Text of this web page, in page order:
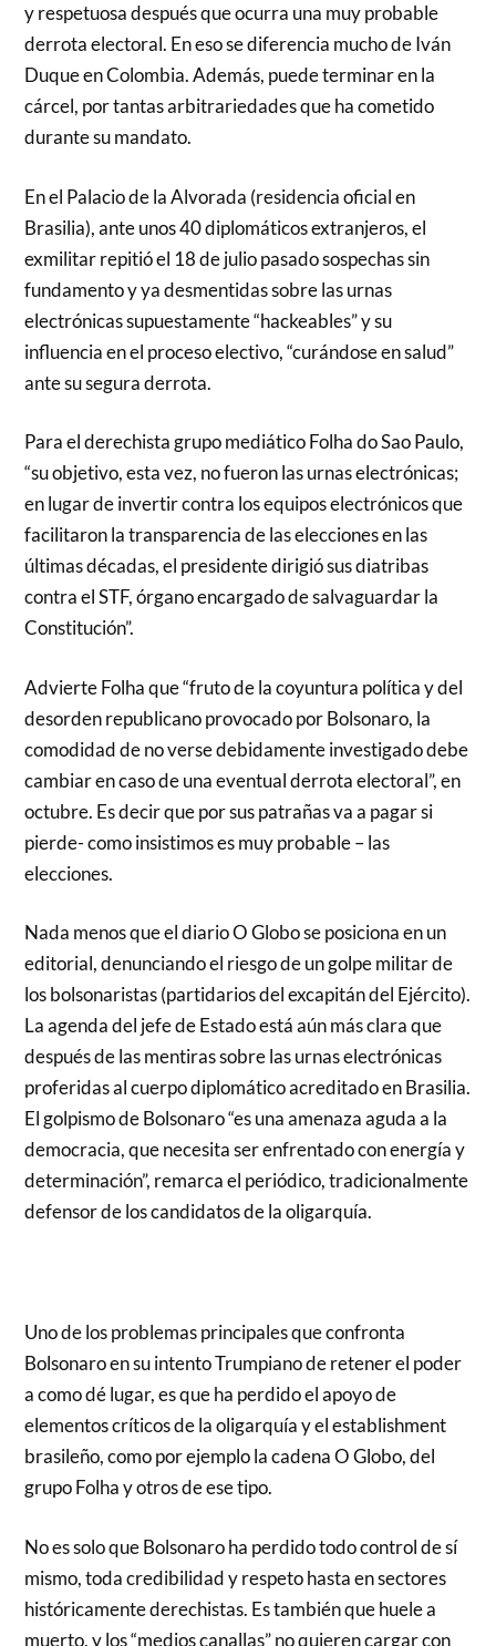
y respetuosa después que ocurra una muy probable
derrota electoral. En eso se diferencia mucho de Iván
Duque en Colombia. Además, puede terminar en la
cárcel, por tantas arbitrariedades que ha cometido
durante su mandato.
En el Palacio de la Alvorada (residencia oficial en
Brasilia), ante unos 40 diplomáticos extranjeros, el
exmilitar repitió el 18 de julio pasado sospechas sin
fundamento y ya desmentidas sobre las urnas
electrónicas supuestamente “hackeables” y su
influencia en el proceso electivo, “curándose en salud”
ante su segura derrota.
Para el derechista grupo mediático Folha do Sao Paulo,
“su objetivo, esta vez, no fueron las urnas electrónicas;
en lugar de invertir contra los equipos electrónicos que
facilitaron la transparencia de las elecciones en las
últimas décadas, el presidente dirigió sus diatribas
contra el STF, órgano encargado de salvaguardar la
Constitución”.
Advierte Folha que “fruto de la coyuntura política y del
desorden republicano provocado por Bolsonaro, la
comodidad de no verse debidamente investigado debe
cambiar en caso de una eventual derrota electoral”, en
octubre. Es decir que por sus patrañas va a pagar si
pierde- como insistimos es muy probable – las
elecciones.
Nada menos que el diario O Globo se posiciona en un
editorial, denunciando el riesgo de un golpe militar de
los bolsonaristas (partidarios del excapitán del Ejército).
La agenda del jefe de Estado está aún más clara que
después de las mentiras sobre las urnas electrónicas
proferidas al cuerpo diplomático acreditado en Brasilia.
El golpismo de Bolsonaro “es una amenaza aguda a la
democracia, que necesita ser enfrentado con energía y
determinación”, remarca el periódico, tradicionalmente
defensor de los candidatos de la oligarquía.
Uno de los problemas principales que confronta
Bolsonaro en su intento Trumpiano de retener el poder
a como dé lugar, es que ha perdido el apoyo de
elementos críticos de la oligarquía y el establishment
brasileño, como por ejemplo la cadena O Globo, del
grupo Folha y otros de ese tipo.
No es solo que Bolsonaro ha perdido todo control de sí
mismo, toda credibilidad y respeto hasta en sectores
históricamente derechistas. Es también que huele a
muerto, y los “medios canallas” no quieren cargar con